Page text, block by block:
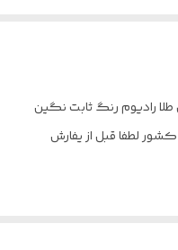
ابکاری طلا رادیوم رنگ ثابت نگین
لطفا قبل از یفارش